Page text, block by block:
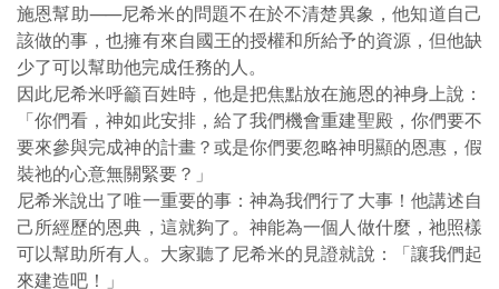
施恩幫助——尼希米的問題不在於不清楚異象，他知道自己
該做的事，也擁有來自國王的授權和所給予的資源，但他缺
少了可以幫助他完成任務的人。
因此尼希米呼籲百姓時，他是把焦點放在施恩的神身上說：
「你們看，神如此安排，給了我們機會重建聖殿，你們要不
要來參與完成神的計畫？或是你們要忽略神明顯的恩惠，假
裝祂的心意無關緊要？」
尼希米說出了唯一重要的事：神為我們行了大事！他講述自
己所經歷的恩典，這就夠了。神能為一個人做什麼，祂照樣
可以幫助所有人。大家聽了尼希米的見證就說：「讓我們起
來建造吧！」